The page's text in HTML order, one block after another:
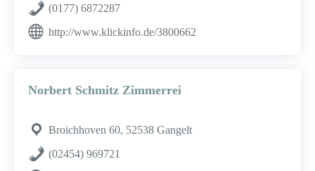
(0177) 6872287
http://www.klickinfo.de/3800662
Norbert Schmitz Zimmerrei
Broichhoven 60, 52538 Gangelt
(02454) 969721